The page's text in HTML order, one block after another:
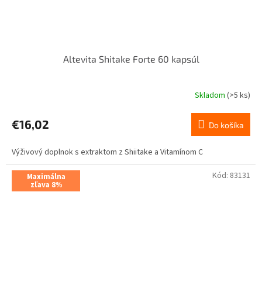
Altevita Shitake Forte 60 kapsúl
Skladom (>5 ks)
€16,02 Do košíka
Výživový doplnok s extraktom z Shiitake a Vitamínom C
Maximálna
zľava 8%
Kód: 83131